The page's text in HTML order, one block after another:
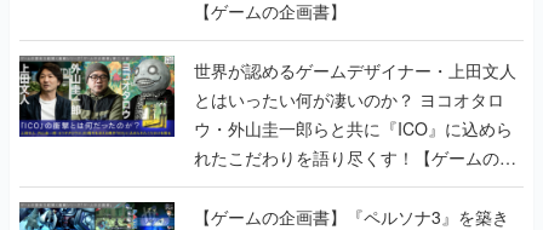
【ゲームの企画書】
世界が認めるゲームデザイナー・上田文人
とはいったい何が凄いのか？ ヨコオタロ
ウ・外山圭一郎らと共に『ICO』に込めら
れたこだわりを語り尽くす！【ゲームの企
画書】
【ゲームの企画書】『ペルソナ3』を築き